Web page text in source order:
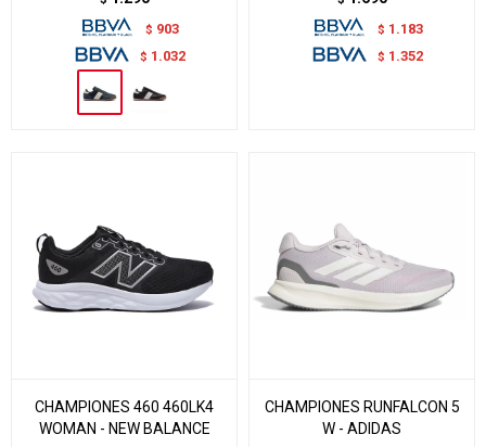
$ 903
$ 1.032
$ 1.183
$ 1.352
CHAMPIONES 460 460LK4
WOMAN - NEW BALANCE
CHAMPIONES RUNFALCON 5
W - ADIDAS